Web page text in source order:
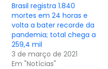
Brasil registra 1.840
mortes em 24 horas e
volta a bater recorde da
pandemia; total chega a
259,4 mil
3 de março de 2021
Em "Notícias"